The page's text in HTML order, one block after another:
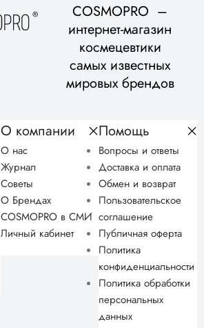
COSMOPRO –
интернет-магазин
космецевтики
самых известных
мировых брендов
О компании
О нас
Журнал
Советы
О Брендах
COSMOPRO в СМИ
Личный кабинет
Помощь
Вопросы и ответы
Доставка и оплата
Обмен и возврат
Пользовательское
соглашение
Публичная оферта
Политика
конфиденциальности
Политика обработки
персональных
данных